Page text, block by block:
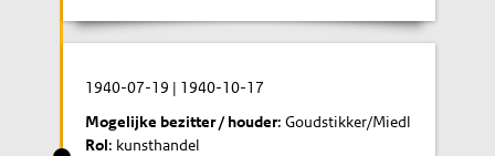
1940-07-19 | 1940-10-17
Mogelijke bezitter / houder: Goudstikker/Miedl
Rol: kunsthandel